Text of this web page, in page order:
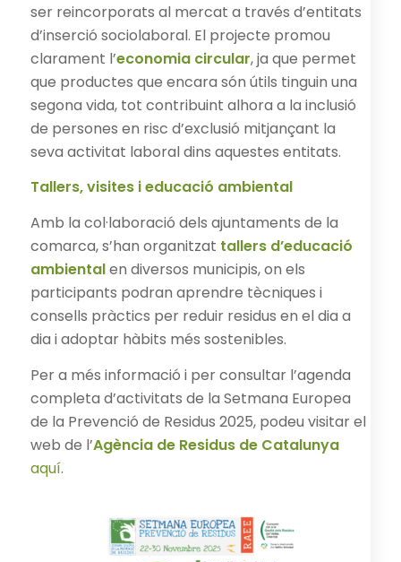
ser reincorporats al mercat a través d’entitats
d’inserció sociolaboral. El projecte promou
clarament l’economia circular, ja que permet
que productes que encara són útils tinguin una
segona vida, tot contribuint alhora a la inclusió
de persones en risc d’exclusió mitjançant la
seva activitat laboral dins aquestes entitats.
Tallers, visites i educació ambiental
Amb la col·laboració dels ajuntaments de la
comarca, s’han organitzat tallers d’educació
ambientalen diversos municipis, on els
participants podran aprendre tècniques i
consells pràctics per reduir residus en el dia a
dia i adoptar hàbits més sostenibles.
Per a més informació i per consultar l’agenda
completa d’activitats de la Setmana Europea
de la Prevenció de Residus 2025, podeu visitar el
web de l’Agència de Residus de Catalunya
aquí.